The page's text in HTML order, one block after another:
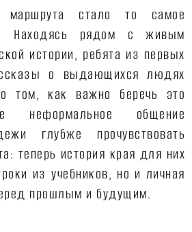
маршрута стало то самое
Находясь рядом с живым
истории, ребята из первых
о выдающихся людях
том, как важно беречь это
неформальное общение
глубже прочувствовать
теперь история края для них
из учебников, но и личная
прошлым и будущим.